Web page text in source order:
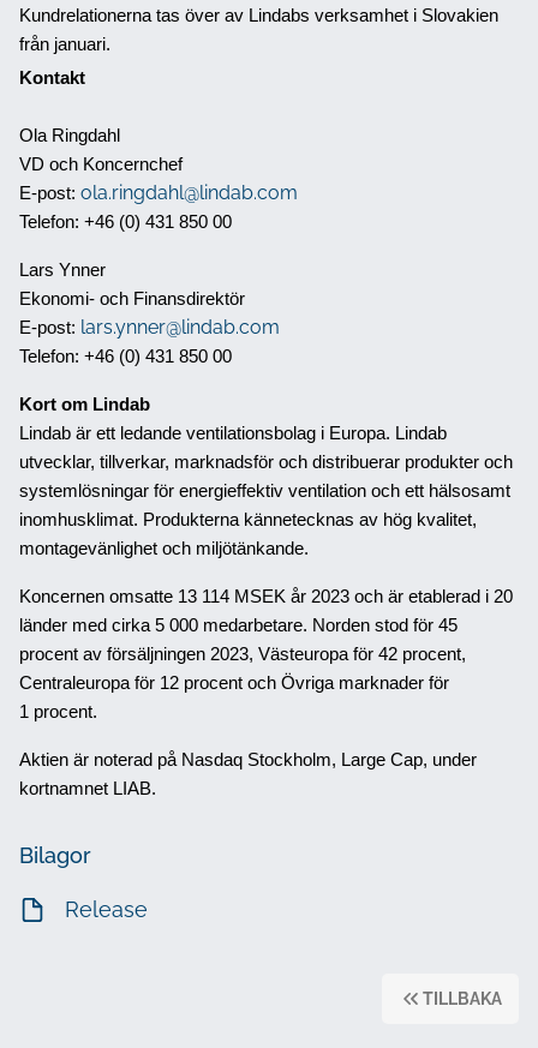
Kundrelationerna tas över av Lindabs verksamhet i Slovakien
från januari.
Kontakt
Ola Ringdahl
VD och Koncernchef
E-post: ola.ringdahl@lindab.com
Telefon: +46 (0) 431 850 00
Lars Ynner
Ekonomi- och Finansdirektör
E-post: lars.ynner@lindab.com
Telefon: +46 (0) 431 850 00
Kort om Lindab
Lindab är ett ledande ventilationsbolag i Europa. Lindab
utvecklar, tillverkar, marknadsför och distribuerar produkter och
systemlösningar för energieffektiv ventilation och ett hälsosamt
inomhusklimat. Produkterna kännetecknas av hög kvalitet,
montagevänlighet och miljötänkande.
Koncernen omsatte 13 114 MSEK år 2023 och är etablerad i 20
länder med cirka 5 000 medarbetare. Norden stod för 45
procent av försäljningen 2023, Västeuropa för 42 procent,
Centraleuropa för 12 procent och Övriga marknader för
1 procent.
Aktien är noterad på Nasdaq Stockholm, Large Cap, under
kortnamnet LIAB.
Bilagor
Release
TILLBAKA